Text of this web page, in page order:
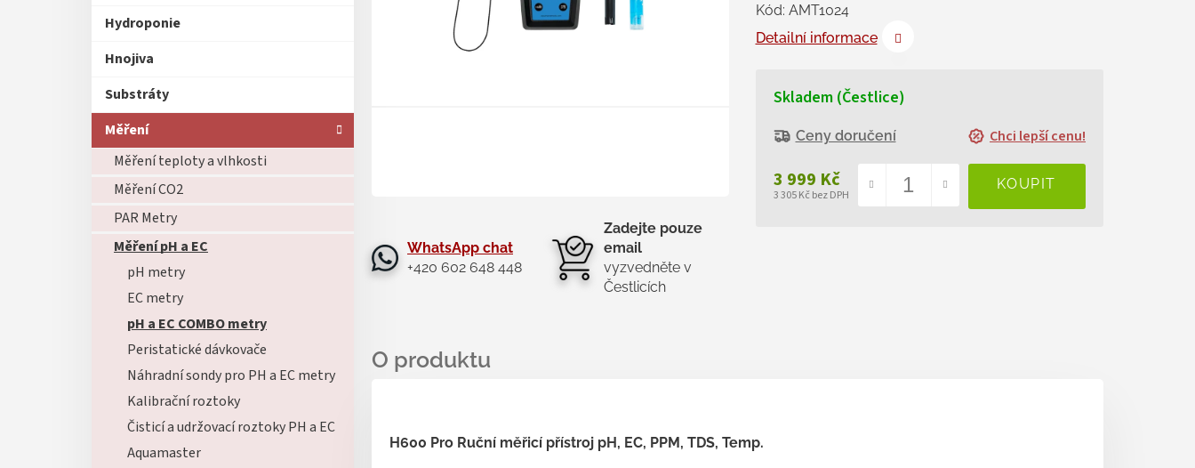
Hydroponie
Hnojiva
Substráty
Měření
Měření teploty a vlhkosti
Měření CO2
PAR Metry
Měření pH a EC
pH metry
EC metry
pH a EC COMBO metry
Peristatické dávkovače
Náhradní sondy pro PH a EC metry
Kalibrační roztoky
Čisticí a udržovací roztoky PH a EC
Aquamaster
WhatsApp chat
+420 602 648 448
Zadejte pouze
email
vyzvedněte v
Čestlicích
3 999 Kč
3 305 Kč bez DPH
Skladem (Čestlice)
Ceny doručení Chci lepší cenu!
Detailní informace
Kód: AMT1024
H600 Pro Ruční měřicí přístroj pH, EC, PPM, TDS, Temp.